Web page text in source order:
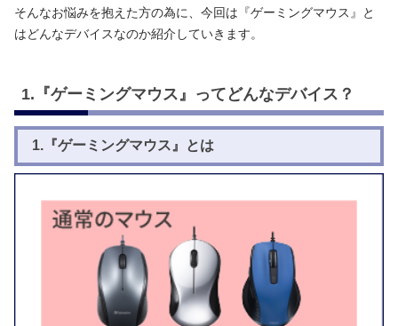
そんなお悩みを抱えた方の為に、今回は『ゲーミングマウス』と
はどんなデバイスなのか紹介していきます。
1.『ゲーミングマウス』ってどんなデバイス？
1.『ゲーミングマウス』とは